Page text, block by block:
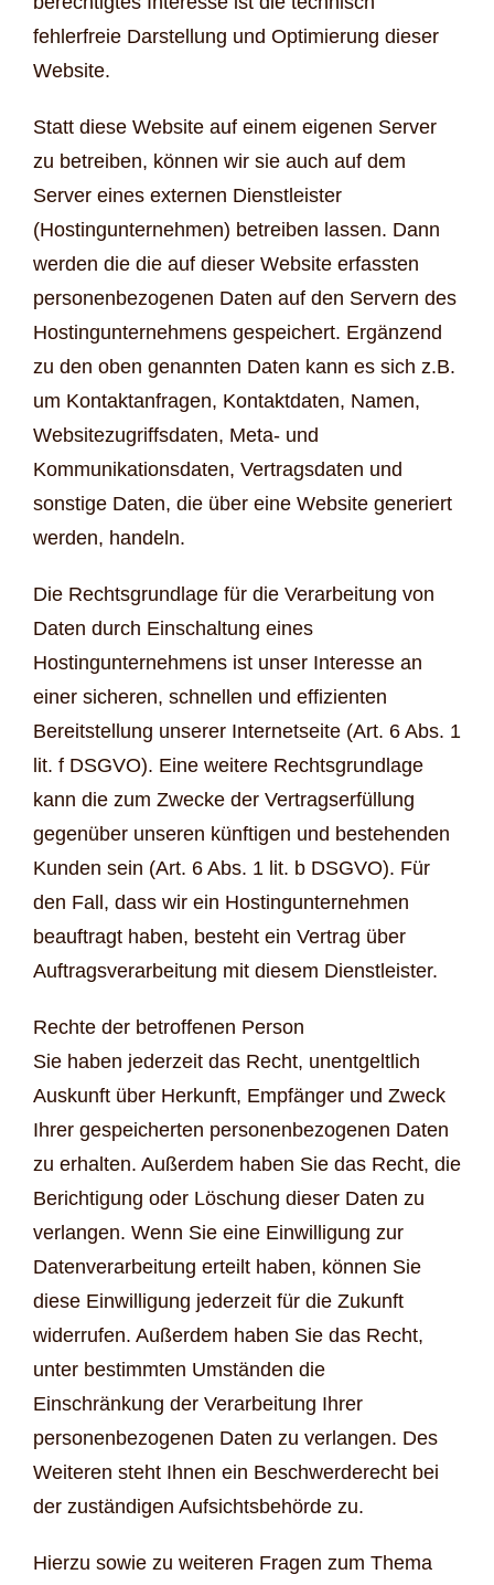
fehlerfreie Darstellung und Optimierung dieser
Website.
Statt diese Website auf einem eigenen Server
zu betreiben, können wir sie auch auf dem
Server eines externen Dienstleister
(Hostingunternehmen) betreiben lassen. Dann
werden die die auf dieser Website erfassten
personenbezogenen Daten auf den Servern des
Hostingunternehmens gespeichert. Ergänzend
zu den oben genannten Daten kann es sich z.B.
um Kontaktanfragen, Kontaktdaten, Namen,
Websitezugriffsdaten, Meta- und
Kommunikationsdaten, Vertragsdaten und
sonstige Daten, die über eine Website generiert
werden, handeln.
Die Rechtsgrundlage für die Verarbeitung von
Daten durch Einschaltung eines
Hostingunternehmens ist unser Interesse an
einer sicheren, schnellen und effizienten
Bereitstellung unserer Internetseite (Art. 6 Abs. 1
lit. f DSGVO). Eine weitere Rechtsgrundlage
kann die zum Zwecke der Vertragserfüllung
gegenüber unseren künftigen und bestehenden
Kunden sein (Art. 6 Abs. 1 lit. b DSGVO). Für
den Fall, dass wir ein Hostingunternehmen
beauftragt haben, besteht ein Vertrag über
Auftragsverarbeitung mit diesem Dienstleister.
Rechte der betroffenen Person
Sie haben jederzeit das Recht, unentgeltlich
Auskunft über Herkunft, Empfänger und Zweck
Ihrer gespeicherten personenbezogenen Daten
zu erhalten. Außerdem haben Sie das Recht, die
Berichtigung oder Löschung dieser Daten zu
verlangen. Wenn Sie eine Einwilligung zur
Datenverarbeitung erteilt haben, können Sie
diese Einwilligung jederzeit für die Zukunft
widerrufen. Außerdem haben Sie das Recht,
unter bestimmten Umständen die
Einschränkung der Verarbeitung Ihrer
personenbezogenen Daten zu verlangen. Des
Weiteren steht Ihnen ein Beschwerderecht bei
der zuständigen Aufsichtsbehörde zu.
Hierzu sowie zu weiteren Fragen zum Thema